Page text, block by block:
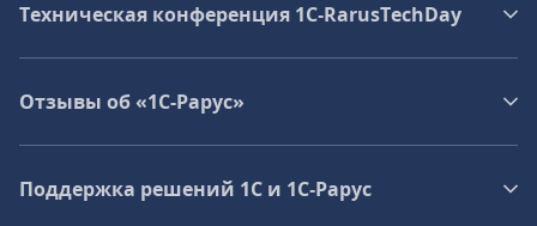
Техническая конференция 1C‑RarusTechDay
Отзывы об «1С-Рарус»
Поддержка решений 1С и 1С‑Рарус